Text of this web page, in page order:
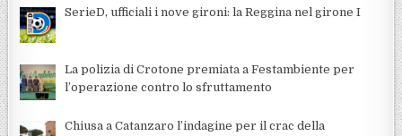
SerieD, ufficiali i nove gironi: la Reggina nel girone I
La polizia di Crotone premiata a Festambiente per
l’operazione contro lo sfruttamento
Chiusa a Catanzaro l’indagine per il crac della